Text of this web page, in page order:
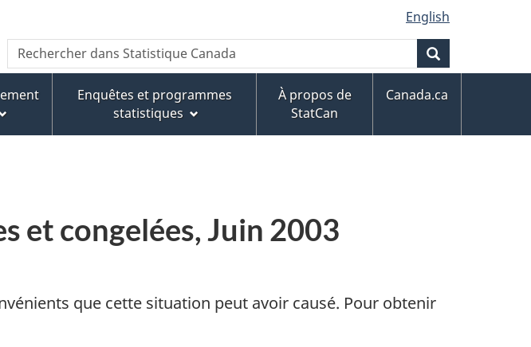
au
contenu
principal
au
pied
de
page
version
HTML
simplifiée
English
WxT
Search
form
Rechercher dans Statistique Canada
Enquêtes et programmes
statistiques
À propos de
StatCan
Canada.ca
et congelées, Juin 2003
que cette situation peut avoir causé. Pour obtenir